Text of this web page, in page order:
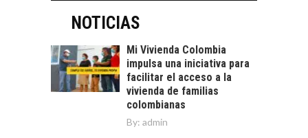
crédito…
LOS SERVICIOS
DIGITALES
EXPORTADOS DESDE
CHILE
El auge de las
exportaciones de
servicios digitales en
Chile:…
TURISMO EN EL
DESIERTO DE
NOTICIAS
Mi Vivienda Colombia
impulsa una iniciativa para
facilitar el acceso a la
vivienda de familias
colombianas
By: admin